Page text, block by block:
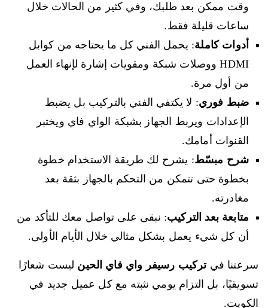
وقت ممكن بعد طلبك، وفي كثير من الحالات خلال
ساعات قليلة فقط.
أدوات كاملة: يحمل الفني كل ما يحتاجه من كوابل
HDMI ووصلات شبكة ومقويات إشارة لإنهاء العمل
من أول مرة.
ضبط فوري: لا يكتفي الفني بالتركيب بل يضبط
الإعدادات ويربط الجهاز بشبكة الواي فاي ويختبر
القنوات أمامك.
شرح مبسّط: يشرح لك طريقة الاستخدام خطوة
بخطوة حتى تتمكن من التحكم بالجهاز بثقة بعد
مغادرته.
متابعة بعد التركيب: نبقى على تواصل معك للتأكد من
أن كل شيء يعمل بشكل مثالي خلال الأيام الأولى.
سرعتنا فيتركيب رسيفر واي فاي الحين ليست شعارًا
تسويقيًا، بل التزام يومي نثبته مع كل عميل جديد في
الكويت.